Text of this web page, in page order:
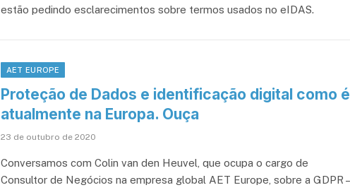
estão pedindo esclarecimentos sobre termos usados ​​no eIDAS.
AET EUROPE
Proteção de Dados e identificação digital como é
atualmente na Europa. Ouça
23 de outubro de 2020
Conversamos com Colin van den Heuvel, que ocupa o cargo de
Consultor de Negócios na empresa global AET Europe, sobre a GDPR –